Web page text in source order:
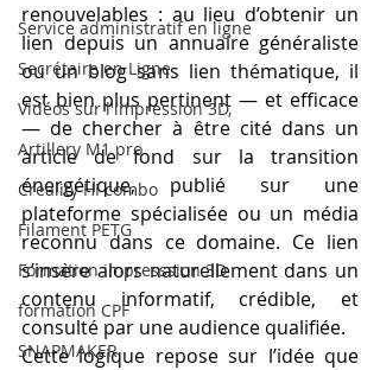
Service administratif en ligne
Secrétaire en Ligne
Vidéos sur l'impression 3D,
Artillery M1 pro
Creality HI combo
Filament PETG
Formation impresssion 3D
formation CPF
SNAPMAKER
renouvelables : au lieu d’obtenir un
lien depuis un annuaire généraliste
ou un blog sans lien thématique, il
est bien plus pertinent — et efficace
— de chercher à être cité dans un
article de fond sur la transition
énergétique, publié sur une
plateforme spécialisée ou un média
reconnu dans ce domaine. Ce lien
s’insère alors naturellement dans un
contenu informatif, crédible, et
consulté par une audience qualifiée.
Cette logique repose sur l’idée que